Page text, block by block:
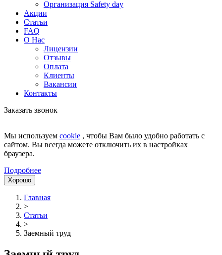
Организация Safety day
Акции
Статьи
FAQ
О Нас
Лицензии
Отзывы
Оплата
Клиенты
Вакансии
Контакты
Заказать звонок
Мы используем cookie , чтобы Вам было удобно работать с
сайтом. Вы всегда можете отключить их в настройках
браузера.
Подробнее
Хорошо
Главная
>
Статьи
>
Заемный труд